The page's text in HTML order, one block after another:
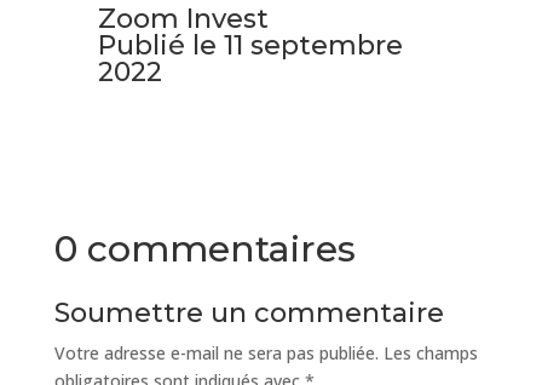
Zoom Invest
Publié le 11 septembre
2022
0 commentaires
Soumettre un commentaire
Votre adresse e-mail ne sera pas publiée. Les champs
obligatoires sont indiqués avec *